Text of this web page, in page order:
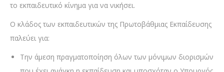
το εκπαιδευτικό κίνημα για να νικήσει.
Ο κλάδος των εκπαιδευτικών της Πρωτοβάθμιας Εκπαίδευσης
παλεύει για:
Την άμεση πραγματοποίηση όλων των μόνιμων διορισμών